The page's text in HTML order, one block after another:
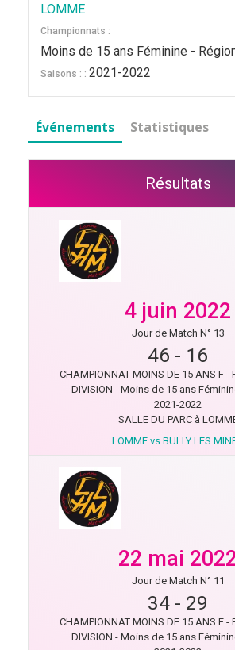
LOMME
Championnats :
Moins de 15 ans Féminine -
Saisons : : 2021-2022
Événements Statistiques
Résultats
4 juin 2022
Jour de Match N° 13
46 - 16
CHAMPIONNAT MOINS DE 15 ANS F -
DIVISION - Moins de 15 ans
2021-2022
SALLE DU PARC à
LOMME vs BULLY LES
22 mai
Jour de Match N° 11
34 - 29
CHAMPIONNAT MOINS DE 15 ANS F -
DIVISION - Moins de 15 ans